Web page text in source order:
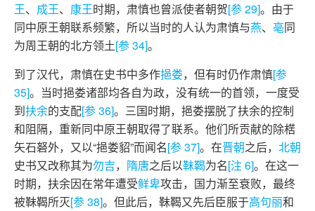
王、 成王、 康王时期，肃慎也曾派使者朝贺[参 29]。由于
同中原王朝联系频繁，所以当时的人认为肃慎与燕、 亳同
为周王朝的北方领土[参 34]。
到了汉代，肃慎在史书中多作挹娄，但有时仍作肃慎[参
35]。当时挹娄诸部均各自为政，没有统一的首领，一度受
到扶余的支配[参 36]。三国时期，挹娄摆脱了扶余的控制
和阻隔，重新同中原王朝取得了联系。他们所贡献的除楛
矢石砮外，又以“挹娄貂”而闻名[参 37]。在晋朝之后， 北朝
史书又改称其为勿吉， 隋唐之后以靺鞨为名[注 6]。在这一
时期，扶余因在常年遭受鲜卑攻击，国力渐至衰败，最终
被靺鞨所灭[参 38]。但此后，靺鞨又先后臣服于高句丽和